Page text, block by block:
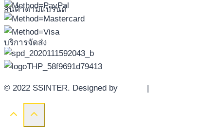
สินค้าตามแบรนด์
บริการจัดส่ง
© 2022 SSINTER. Designed by